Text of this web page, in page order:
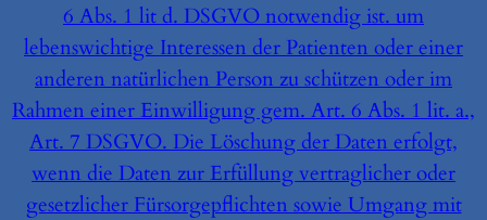
6 Abs. 1 lit d. DSGVO notwendig ist. um
lebenswichtige Interessen der Patienten oder einer
anderen natürlichen Person zu schützen oder im
Rahmen einer Einwilligung gem. Art. 6 Abs. 1 lit. a.,
Art. 7 DSGVO. Die Löschung der Daten erfolgt,
wenn die Daten zur Erfüllung vertraglicher oder
gesetzlicher Fürsorgepflichten sowie Umgang mit